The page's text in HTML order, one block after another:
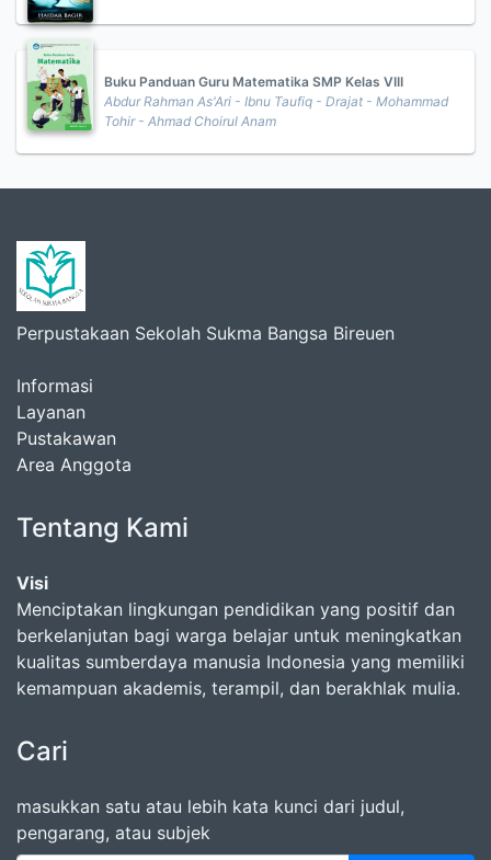
Buku Panduan Guru Matematika SMP Kelas VIII
Abdur Rahman As'Ari - Ibnu Taufiq - Drajat - Mohammad
Tohir - Ahmad Choirul Anam
Perpustakaan Sekolah Sukma Bangsa Bireuen
Informasi
Layanan
Pustakawan
Area Anggota
Tentang Kami
Visi
Menciptakan lingkungan pendidikan yang positif dan
berkelanjutan bagi warga belajar untuk meningkatkan
kualitas sumberdaya manusia Indonesia yang memiliki
kemampuan akademis, terampil, dan berakhlak mulia.
Cari
masukkan satu atau lebih kata kunci dari judul,
pengarang, atau subjek